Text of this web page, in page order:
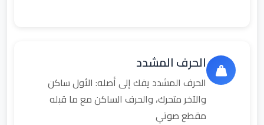
الحرف المشدد
الحرف المشدد يفك إلى أصله: الأول ساكن
والآخر متحرك، والحرف الساكن مع ما قبله
مقطع صوتي